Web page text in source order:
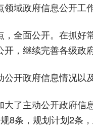
域政府信息公开工
面公开。在抓好常
开，继续完善各级政
开政府信息情况以
主动公开政府信息
8条，规划计划2条